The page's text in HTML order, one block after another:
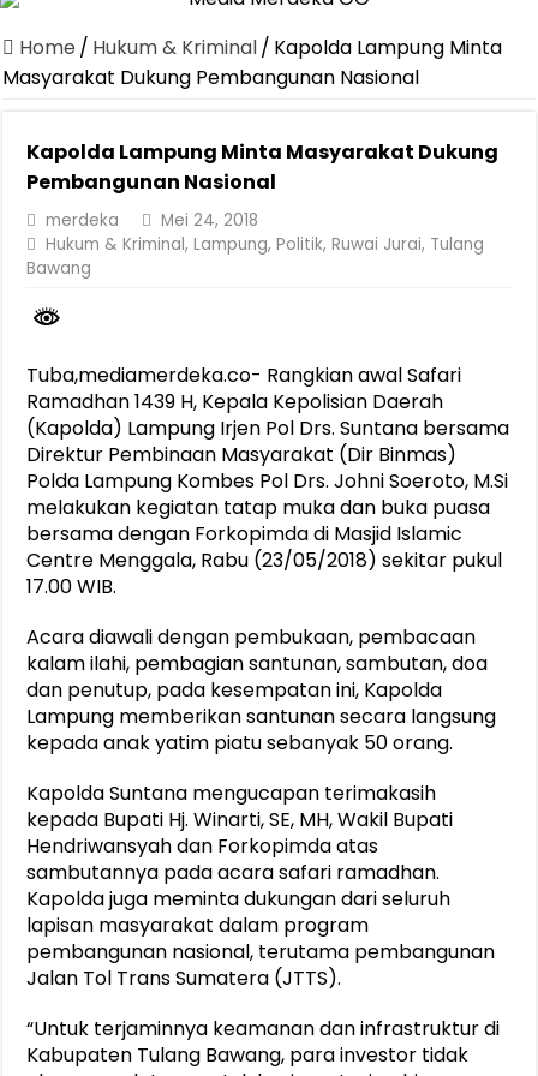
Canangkan Desa TAPIS dan Luncurkan Sekolah Lansia di
Pemprov Lampung Berhasil Kendalikan Inflasi, Jadi Provinsi
Dirut Jasa Raharja Dampingi Wamenhub Tinjau Penanganan
Pastikan Pelayanan Maksimal, Direksi Jasa Raharja Tinjau Korban
Dirut Jasa Raharja Dampingi Wamenhub Tinjau Penanganan
Jasa Raharja Jamin Seluruh Korban Kebakaran KM Mutiara
Gubernur Mirza Ajak IAI Darul Fattah Cetak SDM Adaptif
Home / Hukum & Kriminal/ Kapolda Lampung Minta
Masyarakat Dukung Pembangunan Nasional
Kapolda Lampung Minta Masyarakat Dukung
Pembangunan Nasional
merdeka
Mei 24, 2018
Hukum & Kriminal,Lampung,Politik,Ruwai Jurai, Tulang
Bawang
Tuba,mediamerdeka.co- Rangkian awal Safari
Ramadhan 1439 H, Kepala Kepolisian Daerah
(Kapolda) Lampung Irjen Pol Drs. Suntana bersama
Direktur Pembinaan Masyarakat (Dir Binmas)
Polda Lampung Kombes Pol Drs. Johni Soeroto, M.Si
melakukan kegiatan tatap muka dan buka puasa
bersama dengan Forkopimda di Masjid Islamic
Centre Menggala, Rabu (23/05/2018) sekitar pukul
17.00 WIB.
Acara diawali dengan pembukaan, pembacaan
kalam ilahi, pembagian santunan, sambutan, doa
dan penutup, pada kesempatan ini, Kapolda
Lampung memberikan santunan secara langsung
kepada anak yatim piatu sebanyak 50 orang.
Kapolda Suntana mengucapan terimakasih
kepada Bupati Hj. Winarti, SE, MH, Wakil Bupati
Hendriwansyah dan Forkopimda atas
sambutannya pada acara safari ramadhan.
Kapolda juga meminta dukungan dari seluruh
lapisan masyarakat dalam program
pembangunan nasional, terutama pembangunan
Jalan Tol Trans Sumatera (JTTS).
“Untuk terjaminnya keamanan dan infrastruktur di
Kabupaten Tulang Bawang, para investor tidak